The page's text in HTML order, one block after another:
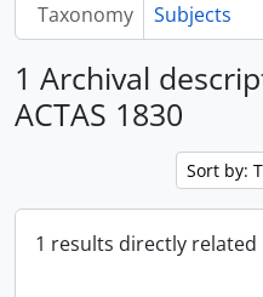
Taxonomy Subjects
1 Archival
ACTAS 1830
Sort by:
1 results directly related